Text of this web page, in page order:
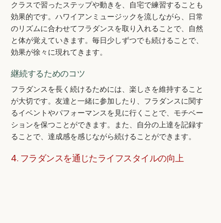
クラスで習ったステップや動きを、自宅で練習することも
効果的です。ハワイアンミュージックを流しながら、日常
のリズムに合わせてフラダンスを取り入れることで、自然
と体が覚えていきます。毎日少しずつでも続けることで、
効果が徐々に現れてきます。
継続するためのコツ
フラダンスを長く続けるためには、楽しさを維持すること
が大切です。友達と一緒に参加したり、フラダンスに関す
るイベントやパフォーマンスを見に行くことで、モチベー
ションを保つことができます。また、自分の上達を記録す
ることで、達成感を感じながら続けることができます。
4. フラダンスを通じたライフスタイルの向上